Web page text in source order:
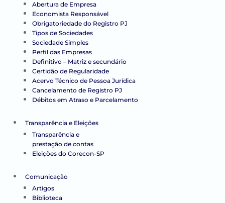
Abertura de Empresa
Economista Responsável
Obrigatoriedade do Registro PJ
Tipos de Sociedades
Sociedade Simples
Perfil das Empresas
Definitivo – Matriz e secundário
Certidão de Regularidade
Acervo Técnico de Pessoa Jurídica
Cancelamento de Registro PJ
Débitos em Atraso e Parcelamento
Transparência e Eleições
Transparência e
prestação de contas
Eleições do Corecon-SP
Comunicação
Artigos
Biblioteca